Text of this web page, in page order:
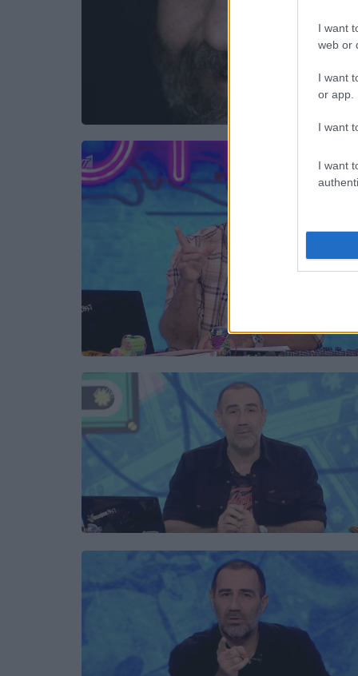
I want
web or
I want
or app.
I want
I want